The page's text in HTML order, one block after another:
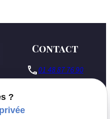
Contact
phone01 48 87 76 90
?